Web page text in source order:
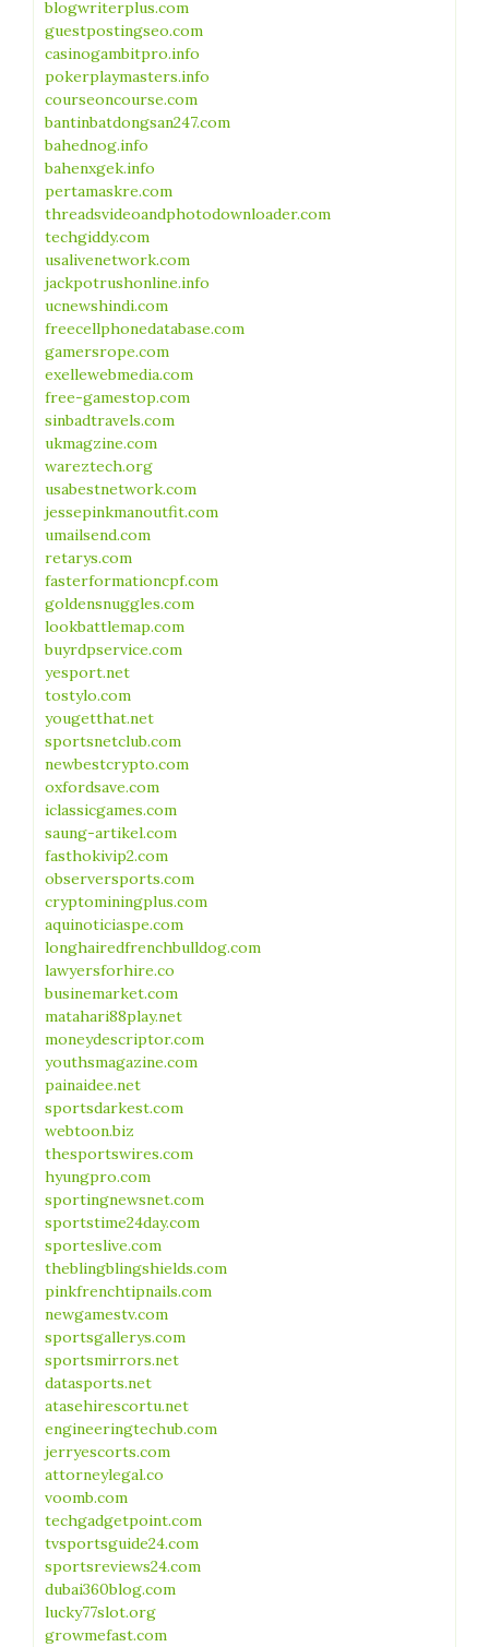
blogwriterplus.com
guestpostingseo.com
casinogambitpro.info
pokerplaymasters.info
courseoncourse.com
bantinbatdongsan247.com
bahednog.info
bahenxgek.info
pertamaskre.com
threadsvideoandphotodownloader.com
techgiddy.com
usalivenetwork.com
jackpotrushonline.info
ucnewshindi.com
freecellphonedatabase.com
gamersrope.com
exellewebmedia.com
free-gamestop.com
sinbadtravels.com
ukmagzine.com
wareztech.org
usabestnetwork.com
jessepinkmanoutfit.com
umailsend.com
retarys.com
fasterformationcpf.com
goldensnuggles.com
lookbattlemap.com
buyrdpservice.com
yesport.net
tostylo.com
yougetthat.net
sportsnetclub.com
newbestcrypto.com
oxfordsave.com
iclassicgames.com
saung-artikel.com
fasthokivip2.com
observersports.com
cryptominingplus.com
aquinoticiaspe.com
longhairedfrenchbulldog.com
lawyersforhire.co
businemarket.com
matahari88play.net
moneydescriptor.com
youthsmagazine.com
painaidee.net
sportsdarkest.com
webtoon.biz
thesportswires.com
hyungpro.com
sportingnewsnet.com
sportstime24day.com
sporteslive.com
theblingblingshields.com
pinkfrenchtipnails.com
newgamestv.com
sportsgallerys.com
sportsmirrors.net
datasports.net
atasehirescortu.net
engineeringtechub.com
jerryescorts.com
attorneylegal.co
voomb.com
techgadgetpoint.com
tvsportsguide24.com
sportsreviews24.com
dubai360blog.com
lucky77slot.org
growmefast.com